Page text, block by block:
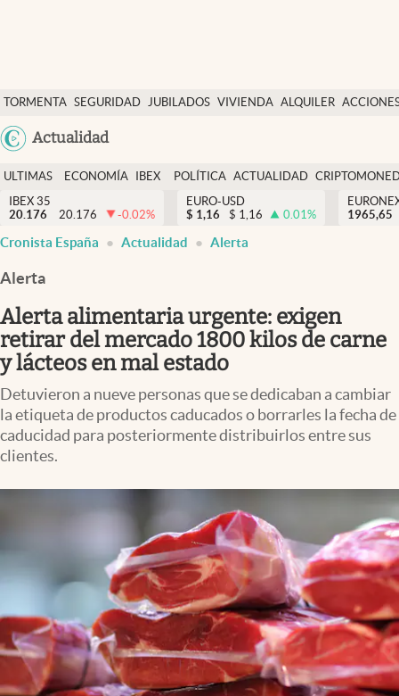
TORMENTA SEGURIDAD JUBILADOS VIVIENDA ALQUILER
USA
Actualidad
Economía y finanzas
Política
Actualidad
Criptomonedas
España
ULTIMAS
NOTICIAS
ECONOMÍA
FINANZAS
IBEX
EURO
POLÍTICA ACTUALIDAD
IBEX 35
20.176
20.176 -0.02%
EURO-USD
$ 1,16 $ 1,16 0.01%
1965,65
Cronista España Actualidad Alerta
Alerta
Alerta alimentaria urgente: exigen
retirar del mercado 1800 kilos de carne
y lácteos en mal estado
Detuvieron a nueve personas que se dedicaban a cambiar
la etiqueta de productos caducados o borrarles la fecha de
caducidad para posteriormente distribuirlos entre sus
clientes.